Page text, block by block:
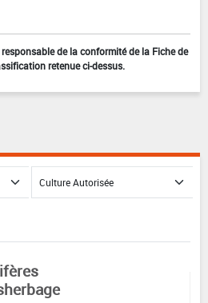
de la conformité de la Fiche de
retenue ci-dessus.